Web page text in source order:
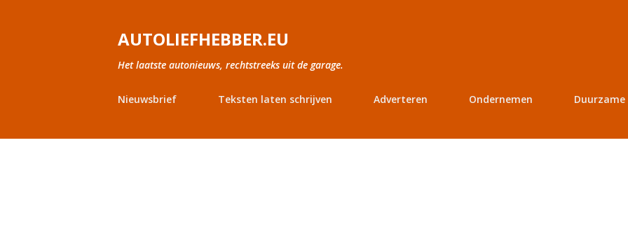
AUTOLIEFHEBBER.EU
Het laatste autonieuws, rechtstreeks uit de garage.
Nieuwsbrief Teksten laten schrijven Adverteren Ondernemen Duurzame